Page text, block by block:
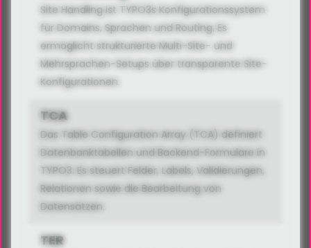
Site Handling ist TYPO3s Konfigurationssystem
für Domains, Sprachen und Routing. Es
ermöglicht strukturierte Multi-Site- und
Mehrsprachen-Setups über transparente Site-
Konfigurationen.
TCA
Das Table Configuration Array (TCA) definiert
Datenbanktabellen und Backend-Formulare in
TYPO3. Es steuert Felder, Labels, Validierungen,
Relationen sowie die Bearbeitung von
Datensätzen.
TER